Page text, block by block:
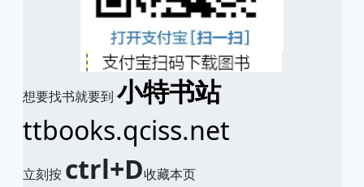
想要找书就要到 小特书站
ttbooks.qciss.net
立刻按 ctrl+D收藏本页